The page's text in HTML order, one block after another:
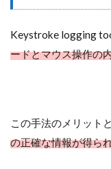
Keystroke logging
ードとマウス操作の
この手法のメリット
の正確な情報が得ら